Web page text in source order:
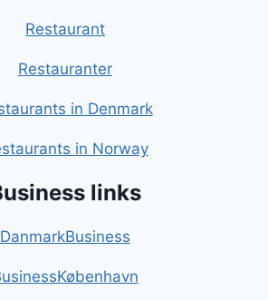
Restaurant
Restauranter
in Denmark
in Norway
links
DanmarkBusiness